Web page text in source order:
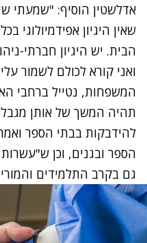
אדלשטין הוסיף: "שמעתי
הבית. יש היגיון חברתי-
ואני קורא לכולם לשמור
המשפחות, נטייל ברחבי
תהיה המשך של אותן
להידבקות בבתי הספר
הספר ובגנים, וכן
גם בקרב התלמידים